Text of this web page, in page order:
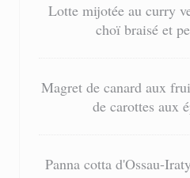
Lotte mijotée au curry
choï braisé et
Magret de canard aux
de carottes aux
Panna cotta d'Ossau-